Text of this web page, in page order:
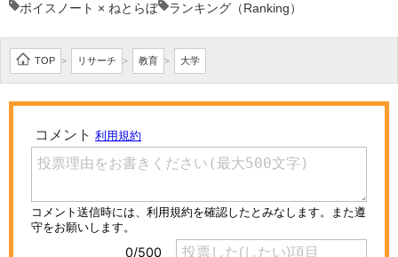
ボイスノート × ねとらぼ ランキング（Ranking）
TOP > リサーチ > 教育 > 大学